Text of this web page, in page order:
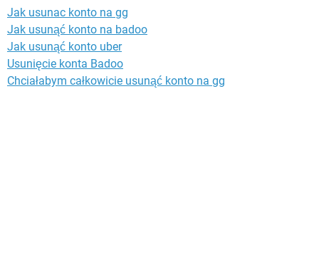
Jak usunac konto na gg
Jak usunąć konto na badoo
Jak usunąć konto uber
Usunięcie konta Badoo
Chciałabym całkowicie usunąć konto na gg